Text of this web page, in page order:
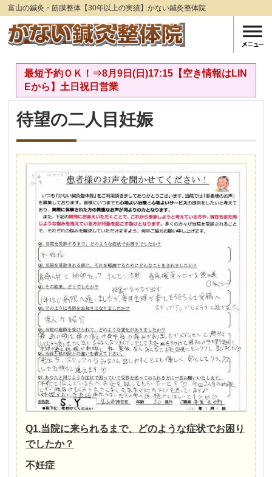
富山の鍼灸・筋膜整体【30年以上の実績】かない鍼灸整体院
最短予約ＯＫ！⇒8月9日(日)17:15【空き情報はLIN
Eから】土日祝日営業
待望の二人目妊娠
Q1.当院に来られるまで、どのような症状でお困り
でしたか？
不妊症